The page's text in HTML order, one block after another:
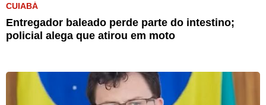
CUIABÁ
Entregador baleado perde parte do intestino;
policial alega que atirou em moto